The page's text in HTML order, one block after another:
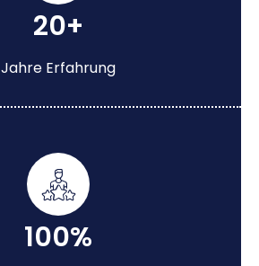
20+
Jahre Erfahrung
100%